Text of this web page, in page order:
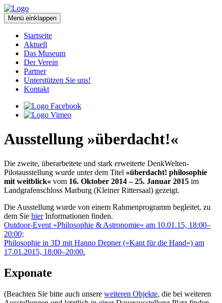
Menü einklappen
Startseite
Aktuell
Das Museum
Der Verein
Partner
Unterstützen Sie uns!
Kontakt
Ausstellung »überdacht!«
Die zweite, überarbeitete und stark erweiterte DenkWelten-
Pilotausstellung wurde unter dem Titel »überdacht! philosophie
mit weitblick« vom 16. Oktober 2014 – 25. Januar 2015 im
Landgrafenschloss Marburg (Kleiner Rittersaal) gezeigt.
Die Ausstellung wurde von einem Rahmenprogramm begleitet, zu
dem Sie hierInformationen finden.
Outdoor-Event »Philosophie & Astronomie« am 10.01.15, 18:00–
20:00;
Philosophie in 3D mit Hanno Depner (»Kant für die Hand«) am
17.01.2015, 18:00–20:00.
Exponate
(Beachten Sie bitte auch unsere weiteren Objekte, die bei weiteren